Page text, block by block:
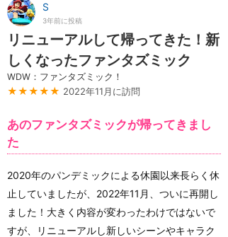
S
3年前に投稿
リニューアルして帰ってきた！新
しくなったファンタズミック
WDW：ファンタズミック！
★★★★★ 2022年11月に訪問
あのファンタズミックが帰ってきまし
た
2020年のパンデミックによる休園以来長らく休
止していましたが、2022年11月、ついに再開し
ました！大きく内容が変わったわけではないで
すが、リニューアルし新しいシーンやキャラク